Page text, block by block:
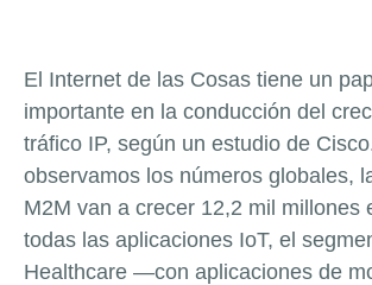
El Internet de las Cosas tiene un
importante en la conducción del
tráfico IP, según un estudio de
observamos los números globales,
M2M van a crecer 12,2 mil millones
todas las aplicaciones IoT, el
Healthcare —con aplicaciones de